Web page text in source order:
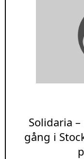
Solidaria
gång i